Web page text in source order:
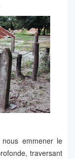
emmener le
traversant